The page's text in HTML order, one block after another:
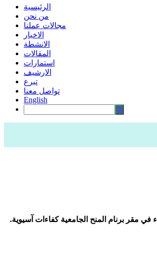
الرئيسية
من نحن
مجالات عملنا
الاخبار
الانشطة
المقالات
استمارات
الارشيف
تبرع
تواصل معنا
English